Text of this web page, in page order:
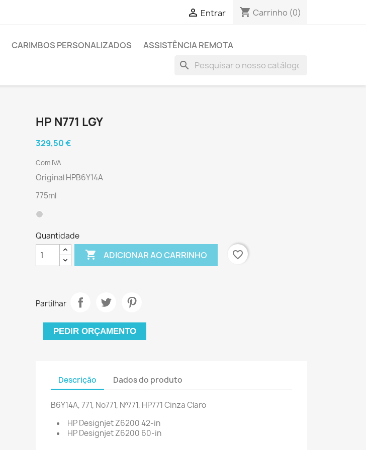
 Entrar shopping_cart Carrinho (0)
CARIMBOS PERSONALIZADOS ASSISTÊNCIA REMOTA
search
HP N771 LGY
329,50 €
Com IVA
Original HPB6Y14A
775ml
Quantidade
 ADICIONAR AO CARRINHO favorite_border
Partilhar
PEDIR ORÇAMENTO
Descrição Dados do produto
B6Y14A, 771, No771, Nº771, HP771 Cinza Claro
HP Designjet Z6200 42-in
HP Designjet Z6200 60-in